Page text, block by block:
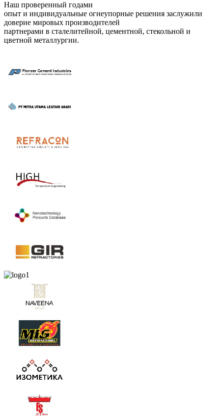
Наш проверенный годами
опыт и индивидуальные огнеупорные решения заслужили
доверие мировых производителей
партнерами в сталелитейной, цементной, стекольной и
цветной металлургии.